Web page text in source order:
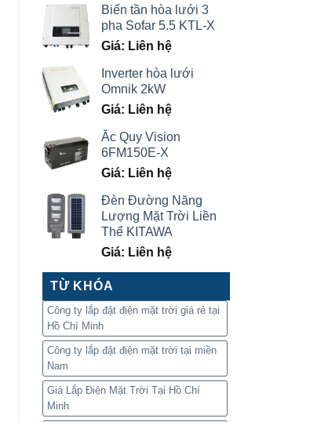
Biến tần hòa lưới 3
pha Sofar 5.5 KTL-X
Giá: Liên hệ
Inverter hòa lưới
Omnik 2kW
Giá: Liên hệ
Ắc Quy Vision
6FM150E-X
Giá: Liên hệ
Đèn Đường Năng
Lượng Mặt Trời Liền
Thể KITAWA
Giá: Liên hệ
TỪ KHÓA
Công ty lắp đặt điện mặt trời giá rẻ tại
Hồ Chí Minh
Công ty lắp đặt điện mặt trời tại miền
Nam
Giá Lắp Điện Mặt Trời Tại Hồ Chí
Minh